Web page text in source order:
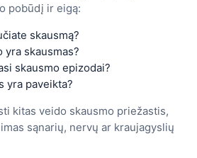
pobūdį ir eigą:
skausmą?
yra skausmas?
skausmo epizodai?
yra paveikta?
kitas veido skausmo priežastis,
sąnarių, nervų ar kraujagyslių